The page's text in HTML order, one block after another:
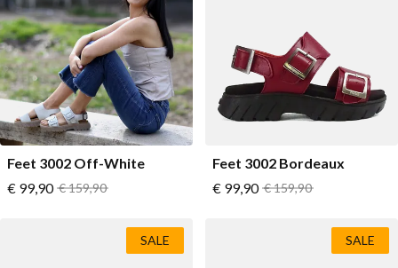
Feet 3002 Off-White
Vanaf
€ 99,90 Normale prijs
€ 159,90
Feet 3002 Bordeaux
Vanaf
€ 99,90 Normale prijs
€ 159,90
SALE SALE